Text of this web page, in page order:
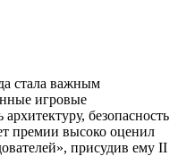
стала важным
игровые
безопасность
премии высоко оценил
присудив ему II